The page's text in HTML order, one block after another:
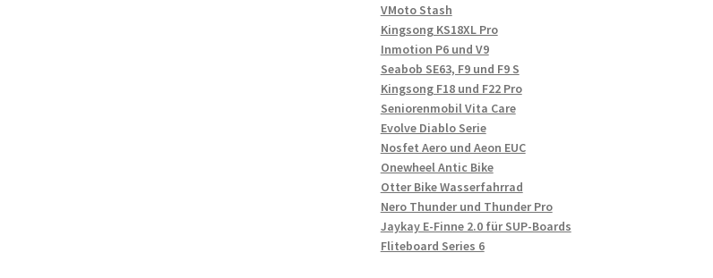
VMoto Stash
Kingsong KS18XL Pro
Inmotion P6 und V9
Seabob SE63, F9 und F9 S
Kingsong F18 und F22 Pro
Seniorenmobil Vita Care
Evolve Diablo Serie
Nosfet Aero und Aeon EUC
Onewheel Antic Bike
Otter Bike Wasserfahrrad
Nero Thunder und Thunder Pro
Jaykay E-Finne 2.0 für SUP-Boards
Fliteboard Series 6